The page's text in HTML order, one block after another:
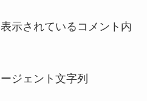
示されているコメント内
ジェント文字列